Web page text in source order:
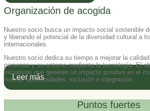
Organización de acogida
Nuestro socio busca un impacto social sostenible
y liberando el potencial de la diversidad cultural a
internacionales.
Nuestro socio dedica su tiempo a mejorar la
personas y su entorno mediante la tecnología. El
iniciativas que generen un impacto positivo en el
nuevas oportunidades, inclusión e integración.
Leer más
Puntos fuertes